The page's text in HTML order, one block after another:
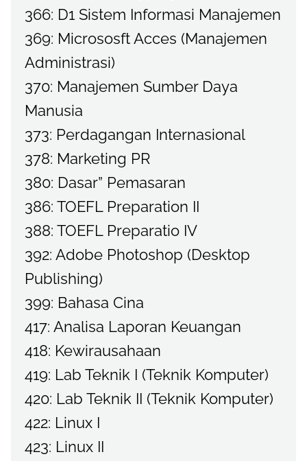
366: D1 Sistem Informasi Manajemen
369: Micrososft Acces (Manajemen
Administrasi)
370: Manajemen Sumber Daya
Manusia
373: Perdagangan Internasional
378: Marketing PR
380: Dasar” Pemasaran
386: TOEFL Preparation II
388: TOEFL Preparatio IV
392: Adobe Photoshop (Desktop
Publishing)
399: Bahasa Cina
417: Analisa Laporan Keuangan
418: Kewirausahaan
419: Lab Teknik I (Teknik Komputer)
420: Lab Teknik II (Teknik Komputer)
422: Linux I
423: Linux II